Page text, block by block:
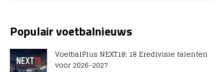
Populair voetbalnieuws
VoetbalPlus NEXT18: 18 Eredivisie talenten
voor 2026-2027